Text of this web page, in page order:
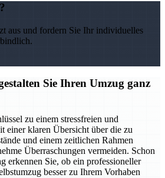
aus und fordern Sie Ihr individuelles
Sie Ihren Umzug ganz
zu einem stressfreien und
einer klaren Übersicht über die zu
und einem zeitlichen Rahmen
Überraschungen vermeiden. Schon
erkennen Sie, ob ein professioneller
besser zu Ihrem Vorhaben